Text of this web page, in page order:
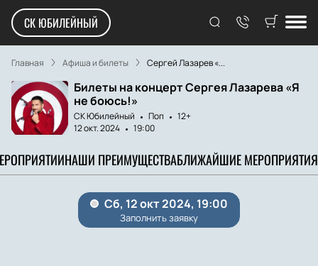
СК ЮБИЛЕЙНЫЙ
Главная Афиша и билеты Сергей Лазарев «...
Билеты на концерт Сергея Лазарева «Я
не боюсь!»
СК Юбилейный Поп
12+
12 окт. 2024
19:00
НАШИ ПРЕИМУЩЕСТВАБЛИЖАЙШИЕ МЕРОПРИЯТИЯ